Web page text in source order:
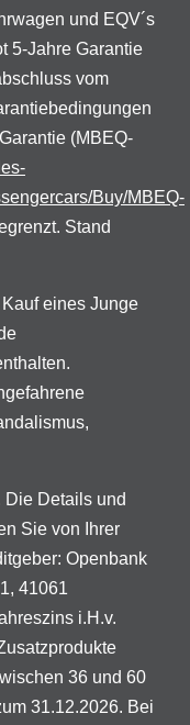
und EQV´s
5-Jahre Garantie
vom
(MBEQ-
Buy/MBEQ-
Stand
eines Junge
Die Details und
Sie von Ihrer
Openbank
41061
i.H.v.
36 und 60
31.12.2026. Bei